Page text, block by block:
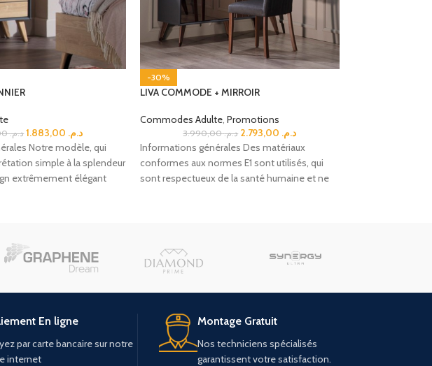
د.م.2.690,00 د.م.
Notre modèle, qui
simple à la splendeur
extrêmement élégant
-30%
LIVA COMMODE + MIRROIR
Commodes Adulte, Promotions
د.م.3.990,00 د.م.
Informations générales Des matériaux
conformes aux normes E1 sont utilisés, qui
sont respectueux de la santé humaine et ne
En ligne
par carte bancaire sur notre
internet
Montage Gratuit
Nos techniciens spécialisés
garantissent votre satisfaction.